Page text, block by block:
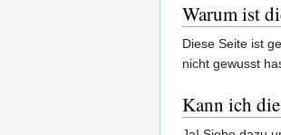
Warum ist
Diese Seite ist
nicht gewusst
Kann ich